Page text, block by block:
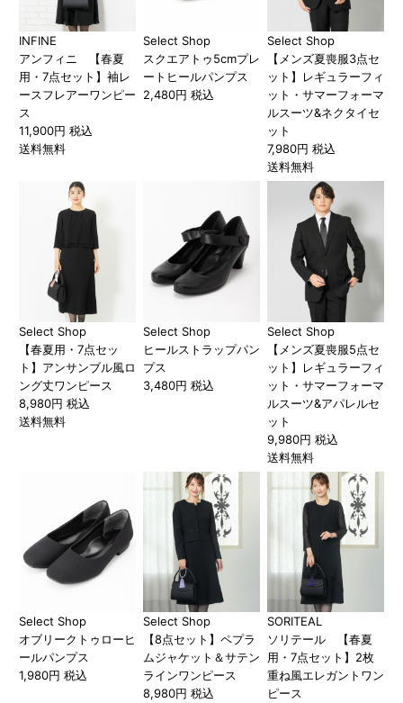
INFINE
アンフィニ 【春夏
用・7点セット】袖レ
ースフレアーワンピー
ス
11,900円 税込
送料無料
Select Shop
スクエアトゥ5cmプレ
ートヒールパンプス
2,480円 税込
Select Shop
【メンズ夏喪服3点セ
ット】レギュラーフィ
ット・サマーフォーマ
ルスーツ&ネクタイセ
ット
7,980円 税込
送料無料
Select Shop
【春夏用・7点セッ
ト】アンサンブル風ロ
ング丈ワンピース
8,980円 税込
送料無料
Select Shop
ヒールストラップパン
プス
3,480円 税込
Select Shop
【メンズ夏喪服5点セ
ット】レギュラーフィ
ット・サマーフォーマ
ルスーツ&アパレルセ
ット
9,980円 税込
送料無料
Select Shop
オブリークトゥローヒ
ールパンプス
1,980円 税込
Select Shop
【8点セット】ペプラ
ムジャケット＆サテン
ラインワンピース
8,980円 税込
SORITEAL
ソリテール 【春夏
用・7点セット】2枚
重ね風エレガントワン
ピース